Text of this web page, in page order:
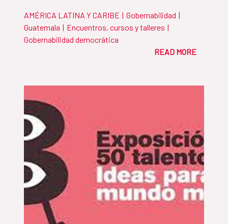
AMÉRICA LATINA Y CARIBE | Gobernabilidad |
Guatemala | Encuentros, cursos y talleres |
Gobernabilidad democrática
READ MORE